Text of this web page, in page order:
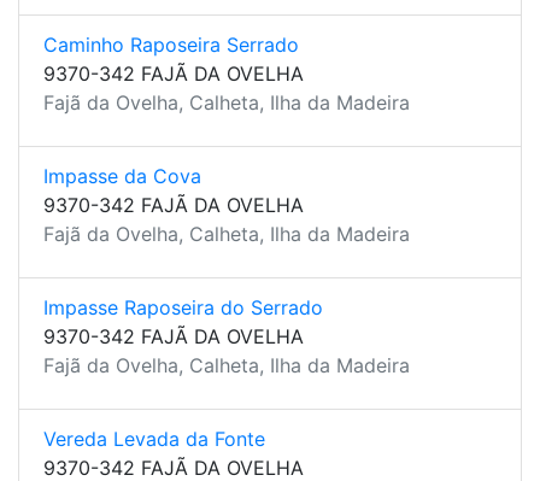
Caminho Raposeira Serrado
9370-342 FAJÃ DA OVELHA
Fajã da Ovelha, Calheta, Ilha da Madeira
Impasse da Cova
9370-342 FAJÃ DA OVELHA
Fajã da Ovelha, Calheta, Ilha da Madeira
Impasse Raposeira do Serrado
9370-342 FAJÃ DA OVELHA
Fajã da Ovelha, Calheta, Ilha da Madeira
Vereda Levada da Fonte
9370-342 FAJÃ DA OVELHA